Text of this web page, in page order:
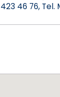
46 76, Tel.